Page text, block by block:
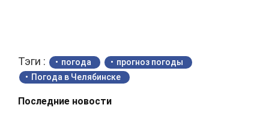
Тэги : погода
прогноз погоды
Погода в Челябинске
Последние новости